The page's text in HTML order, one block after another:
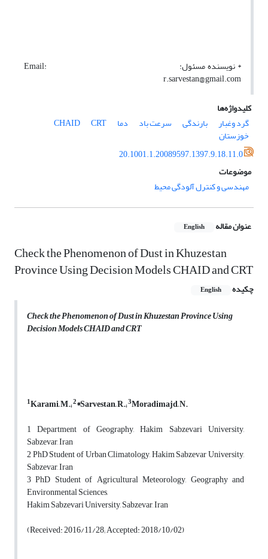
* نویسنده مسئول: Email:
r.sarvestan@gmail.com
کلیدواژه‌ها
گرد وغبار
بارندگی سرعت باد دما CHAID CRT
خوزستان
20.1001.1.20089597.1397.9.18.11.0
موضوعات
مهندسی و کنترل آلودگی محیط
عنوان مقاله English
Check the Phenomenon of Dust in Khuzestan
Province Using Decision Models CHAID and CRT
چکیده English
Check the Phenomenon of Dust in Khuzestan Province Using
Decision Models CHAID and CRT
1Karami, M.;2*Sarvestan, R.;3Moradimajd, N.
1 Department of Geography, Hakim Sabzevari University,
Sabzevar, Iran
2 PhD Student of Urban Climatology, Hakim Sabzevar University,
Sabzevar, Iran
3 PhD Student of Agricultural Meteorology, Geography and
Environmental Sciences,
Hakim Sabzevari University, Sabzevar, Iran
(Received: 2016/11/28; Accepted: 2018/10/02)